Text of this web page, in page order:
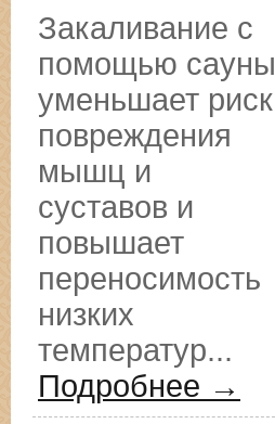
Закаливание с
помощью сауны
уменьшает риск
повреждения
мышц и
суставов и
повышает
переносимость
низких
температур...
Подробнее →